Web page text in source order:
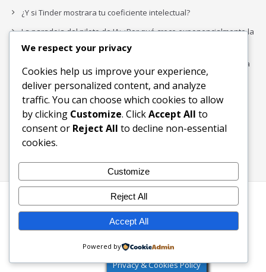
¿Y si Tinder mostrara tu coeficiente intelectual?
La paradoja del piloto de IA: ¿Por qué crece exponencialmente la
complejidad de la IA empresarial?
Los organigramas de marketing se crearon para los canales. La
IA acaba de dejarlos obsoletos.
Buscar
Buscar
Inicio Blog
Bloques Temáticos
Contactos
Privacy & Cookies Policy
We respect your privacy
Cookies help us improve your experience,
deliver personalized content, and analyze
traffic. You can choose which cookies to allow
by clicking Customize. ClickAccept All to
consent or Reject All to decline non-essential
cookies.
Customize
Reject All
Accept All
Powered by